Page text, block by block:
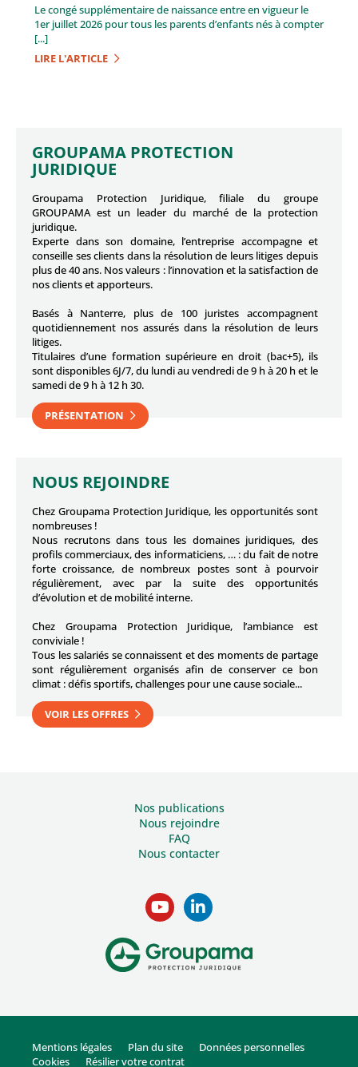
Le congé supplémentaire de naissance entre en vigueur le
1er juillet 2026 pour tous les parents d’enfants nés à compter
[...]
LIRE L'ARTICLE
GROUPAMA PROTECTION
JURIDIQUE
Groupama Protection Juridique, filiale du groupe
GROUPAMA est un leader du marché de la protection
juridique.
Experte dans son domaine, l’entreprise accompagne et
conseille ses clients dans la résolution de leurs litiges depuis
plus de 40 ans. Nos valeurs : l’innovation et la satisfaction de
nos clients et apporteurs.
Basés à Nanterre, plus de 100 juristes accompagnent
quotidiennement nos assurés dans la résolution de leurs
litiges.
Titulaires d’une formation supérieure en droit (bac+5), ils
sont disponibles 6J/7, du lundi au vendredi de 9 h à 20 h et le
samedi de 9 h à 12 h 30.
PRÉSENTATION
NOUS REJOINDRE
Chez Groupama Protection Juridique, les opportunités sont
nombreuses !
Nous recrutons dans tous les domaines juridiques, des
profils commerciaux, des informaticiens, … : du fait de notre
forte croissance, de nombreux postes sont à pourvoir
régulièrement, avec par la suite des opportunités
d’évolution et de mobilité interne.
Chez Groupama Protection Juridique, l’ambiance est
conviviale !
Tous les salariés se connaissent et des moments de partage
sont régulièrement organisés afin de conserver ce bon
climat : défis sportifs, challenges pour une cause sociale...
VOIR LES OFFRES
Nos publications
Nous rejoindre
FAQ
Nous contacter
Mentions légales Plan du site
Données personnelles
Cookies
Résilier votre contrat